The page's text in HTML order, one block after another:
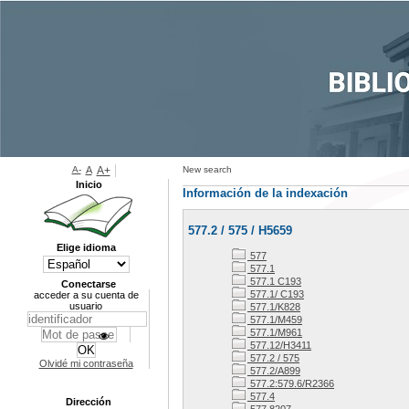
New search
Información de la indexación
577.2 / 575 / H5659
577
577.1
577.1 C193
577.1/ C193
577.1/K828
577.1/M459
577.1/M961
577.12/H3411
577.2 / 575
577.2/A899
577.2:579.6/R2366
577.4
A- A A+
Inicio
Elige idioma
Conectarse
acceder a su cuenta de
usuario
Olvidé mi contraseña
Dirección